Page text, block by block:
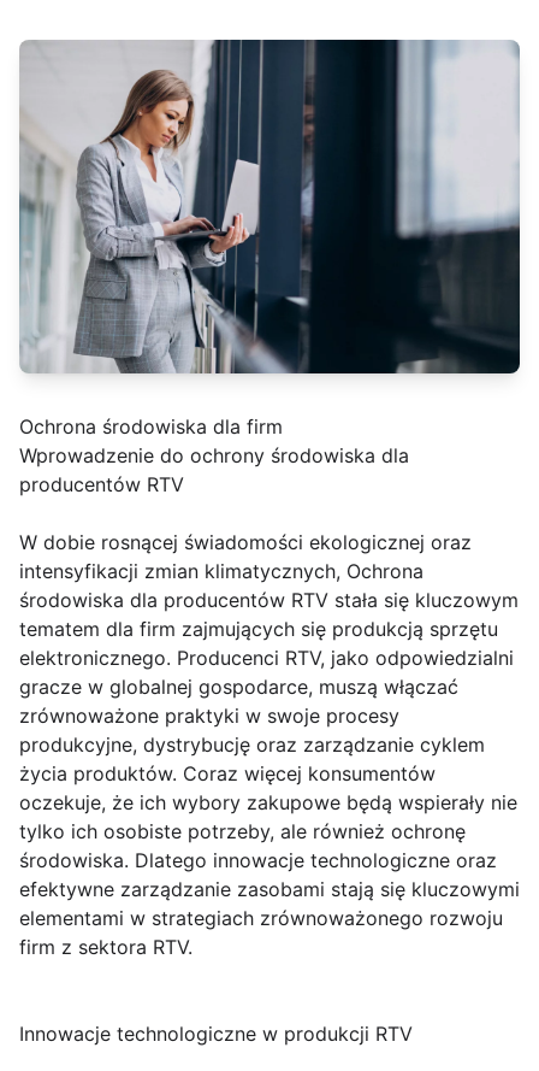
Ochrona środowiska dla firm
Wprowadzenie do ochrony środowiska dla
producentów RTV
W dobie rosnącej świadomości ekologicznej oraz
intensyfikacji zmian klimatycznych, Ochrona
środowiska dla producentów RTV stała się kluczowym
tematem dla firm zajmujących się produkcją sprzętu
elektronicznego. Producenci RTV, jako odpowiedzialni
gracze w globalnej gospodarce, muszą włączać
zrównoważone praktyki w swoje procesy
produkcyjne, dystrybucję oraz zarządzanie cyklem
życia produktów. Coraz więcej konsumentów
oczekuje, że ich wybory zakupowe będą wspierały nie
tylko ich osobiste potrzeby, ale również ochronę
środowiska. Dlatego innowacje technologiczne oraz
efektywne zarządzanie zasobami stają się kluczowymi
elementami w strategiach zrównoważonego rozwoju
firm z sektora RTV.
Innowacje technologiczne w produkcji RTV